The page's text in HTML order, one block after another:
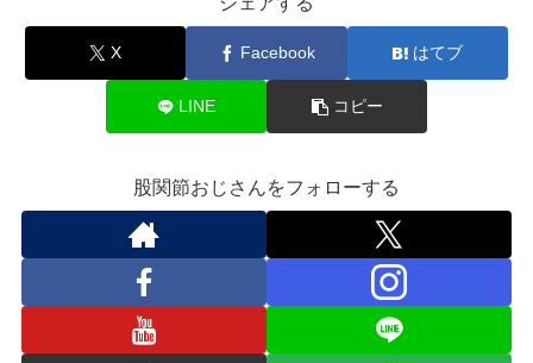
X Facebook はてブ
LINE コピー
股関節おじさんをフォローする